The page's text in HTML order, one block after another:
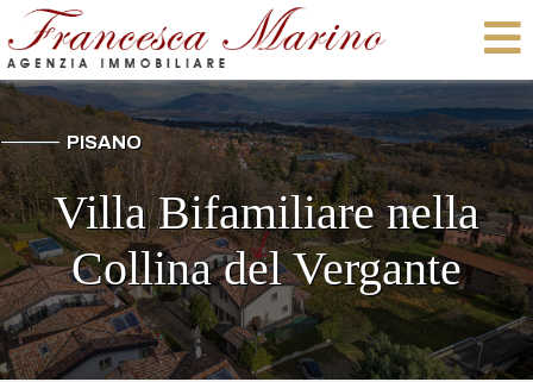
PISANO
Villa Bifamiliare nella
Collina del Vergante